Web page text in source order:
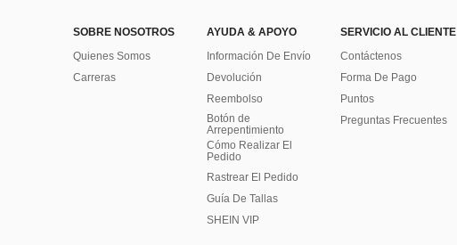
SOBRE NOSOTROS
Quienes Somos
Carreras
AYUDA & APOYO
Información De Envío
Devolución
Reembolso
Botón de
Arrepentimiento
Cómo Realizar El
Pedido
Rastrear El Pedido
Guía De Tallas
SHEIN VIP
SERVICIO AL CLIENTE
Contáctenos
Forma De Pago
Puntos
Preguntas Frecuentes